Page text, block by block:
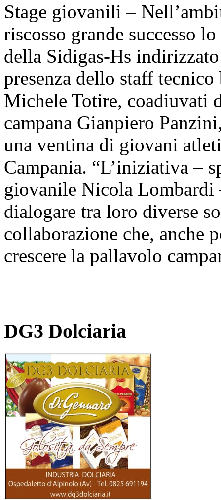
Stage giovanili –
riscosso grande successo
della Sidigas-Hs
presenza dello staff
Michele Totire, coadiuvati
campana Gianpiero
una ventina di giovani
Campania. “L’iniziativa –
giovanile Nicola
dialogare tra loro diverse
collaborazione che, anche
crescere la pallavolo
DG3 Dolciaria